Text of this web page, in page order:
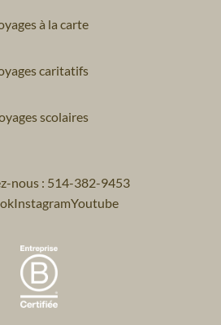
à la carte
caritatifs
scolaires
nous : 514-382-9453
InstagramYoutube